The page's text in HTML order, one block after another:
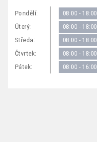
Pondělí: 08:00 - 18:00
Úterý: 08:00 - 18:00
Středa: 08:00 - 18:00
Čtvrtek: 08:00 - 18:00
Pátek: 08:00 - 16:00